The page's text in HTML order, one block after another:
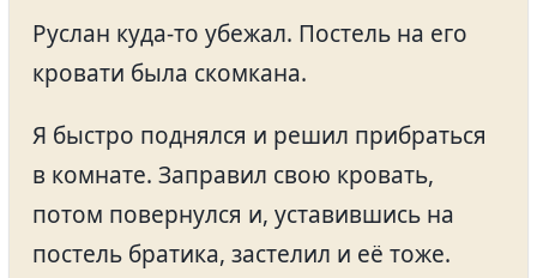
Руслан куда-то убежал. Постель на его
кровати была скомкана.
Я быстро поднялся и решил прибраться
в комнате. Заправил свою кровать,
потом повернулся и, уставившись на
постель братика, застелил и её тоже.